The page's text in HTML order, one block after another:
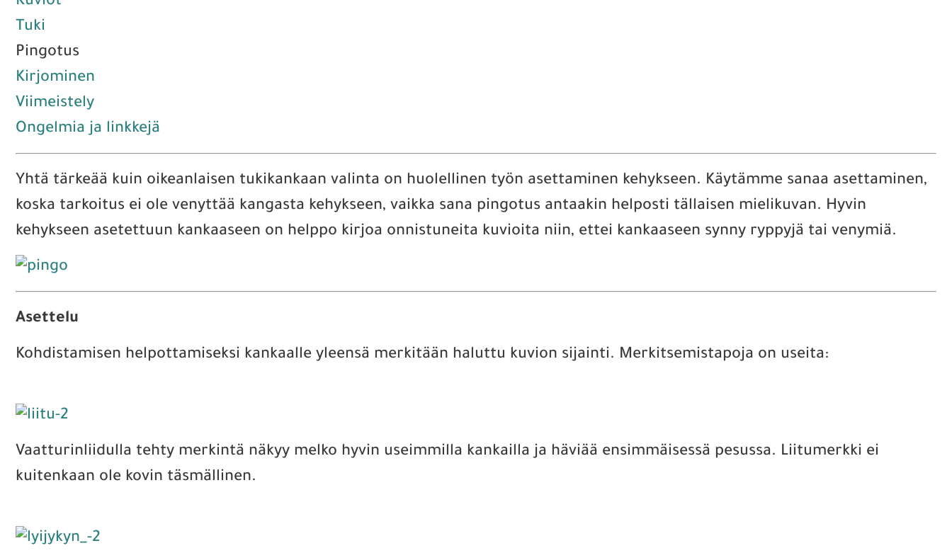
Tuki
Pingotus
Kirjominen
Viimeistely
Ongelmia ja linkkejä
Yhtä tärkeää kuin oikeanlaisen tukikankaan valinta on huolellinen työn asettaminen kehykseen. Käytämme sanaa asettaminen,
koska tarkoitus ei ole venyttää kangasta kehykseen, vaikka sana pingotus antaakin helposti tällaisen mielikuvan. Hyvin
kehykseen asetettuun kankaaseen on helppo kirjoa onnistuneita kuvioita niin, ettei kankaaseen synny ryppyjä tai venymiä.
Asettelu
Kohdistamisen helpottamiseksi kankaalle yleensä merkitään haluttu kuvion sijainti. Merkitsemistapoja on useita:
Vaatturinliidulla tehty merkintä näkyy melko hyvin useimmilla kankailla ja häviää ensimmäisessä pesussa. Liitumerkki ei
kuitenkaan ole kovin täsmällinen.